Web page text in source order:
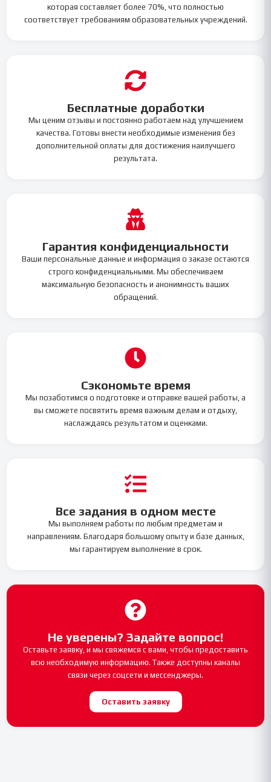
которая составляет более 70%, что полностью
соответствует требованиям образовательных учреждений.
Бесплатные доработки
Мы ценим отзывы и постоянно работаем над улучшением
качества. Готовы внести необходимые изменения без
дополнительной оплаты для достижения наилучшего
результата.
Гарантия конфиденциальности
Ваши персональные данные и информация о заказе остаются
строго конфиденциальными. Мы обеспечиваем
максимальную безопасность и анонимность ваших
обращений.
Сэкономьте время
Мы позаботимся о подготовке и отправке вашей работы, а
вы сможете посвятить время важным делам и отдыху,
наслаждаясь результатом и оценками.
Все задания в одном месте
Мы выполняем работы по любым предметам и
направлениям. Благодаря большому опыту и базе данных,
мы гарантируем выполнение в срок.
Не уверены? Задайте вопрос!
Оставьте заявку, и мы свяжемся с вами, чтобы предоставить
всю необходимую информацию. Также доступны каналы
связи через соцсети и мессенджеры.
Оставить заявку